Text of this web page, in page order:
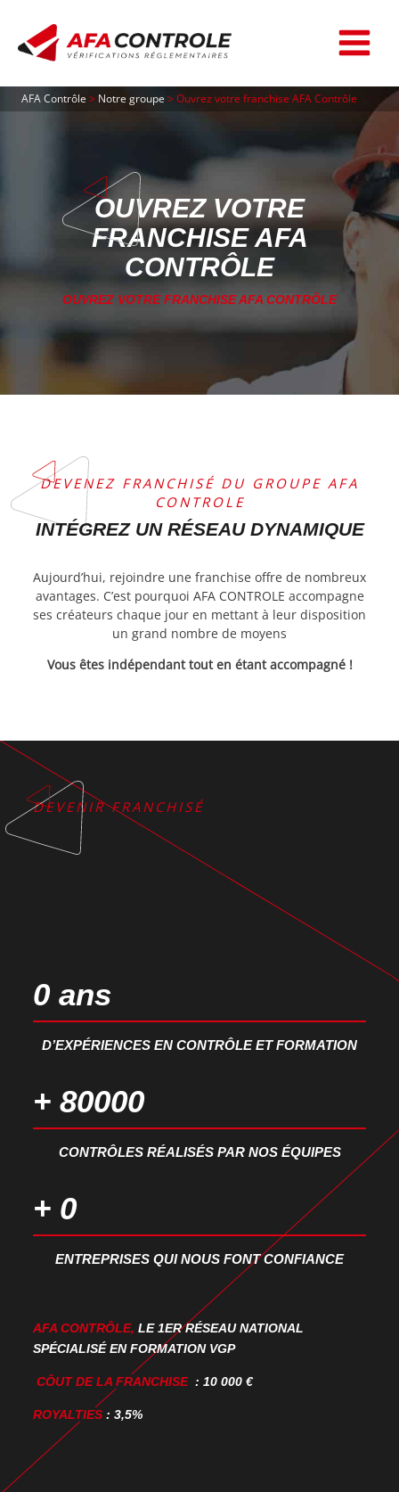
contenu
AFA Contrôle > Notre groupe > Ouvrez votre franchise AFA Contrôle
OUVREZ VOTRE
FRANCHISE AFA
CONTRÔLE
OUVREZ VOTRE FRANCHISE AFA CONTRÔLE
DEVENEZ FRANCHISÉ DU GROUPE AFA
CONTROLE
INTÉGREZ UN RÉSEAU DYNAMIQUE
Aujourd’hui, rejoindre une franchise offre de nombreux
avantages. C’est pourquoi AFA CONTROLE accompagne
ses créateurs chaque jour en mettant à leur disposition
un grand nombre de moyens
Vous êtes indépendant tout en étant accompagné !
DEVENIR FRANCHISÉ
D’EXPÉRIENCES EN CONTRÔLE ET FORMATION
0 ans
CONTRÔLES RÉALISÉS PAR NOS ÉQUIPES
+ 80000
ENTREPRISES QUI NOUS FONT CONFIANCE
+ 0
AFA CONTRÔLE, LE 1ER RÉSEAU NATIONAL
SPÉCIALISÉ EN FORMATION VGP
CÔUT DE LA FRANCHISE : 10 000 €
ROYALTIES: 3,5%